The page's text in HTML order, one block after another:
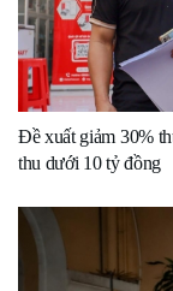
Đề xuất giảm 30%
thu dưới 10 tỷ đồng